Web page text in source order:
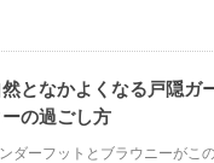
然となかよくなる戸隠ガ
ーの過ごし方
ダーフットとブラウニーがこ